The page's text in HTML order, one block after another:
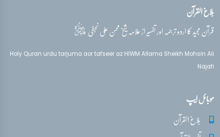
تفسیر قرآن سورہ ‎الأحزاب‎
تفسیر قرآن سورہ ‎الأحزاب‎
بلاغ القرآن
قرآن مجید کا اردو ترجمہ اور تفسیر از علامہ شیخ محسن علی نجفیقدس‌سره
Holy Quran urdu tarjuma aor tafseer az HIWM Allama Sheikh Mohsin Ali
Najafi
موبائل ایپ
بلاغ القرآن